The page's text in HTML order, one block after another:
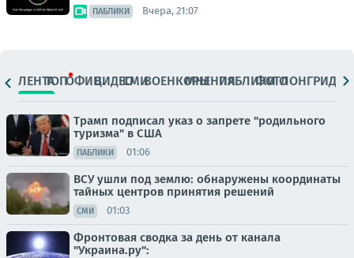
ПАБЛИКИ Вчера, 21:07
ЛЕНТАТОПОФИЦ.ВИДЕОСМИВОЕНКОРЫМНЕНИЯПАБЛИКИ
ФОТОЛОНГРИДЫ
Трамп подписал указ о запрете "родильного
туризма" в США
ПАБЛИКИ 01:06
ВСУ ушли под землю: обнаружены координаты
тайных центров принятия решений
СМИ 01:03
Фронтовая сводка за день от канала
"Украина.ру":